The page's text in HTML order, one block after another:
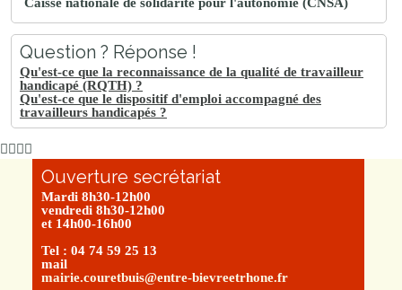
Question ? Réponse !
Qu'est-ce que la reconnaissance de la qualité de travailleur
handicapé (RQTH) ?
Qu'est-ce que le dispositif d'emploi accompagné des
travailleurs handicapés ?
Ouverture secrétariat
Mardi 8h30-12h00
vendredi 8h30-12h00
et 14h00-16h00
Tel : 04 74 59 25 13
mail
mairie.couretbuis@entre-bievreetrhone.fr